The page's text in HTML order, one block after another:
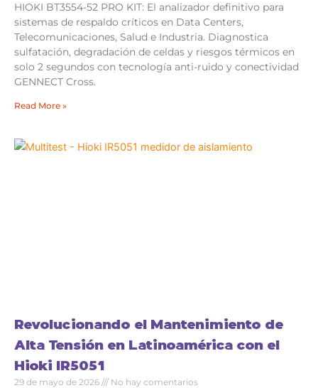
HIOKI BT3554-52 PRO KIT: El analizador definitivo para
sistemas de respaldo críticos en Data Centers,
Telecomunicaciones, Salud e Industria. Diagnostica
sulfatación, degradación de celdas y riesgos térmicos en
solo 2 segundos con tecnología anti-ruido y conectividad
GENNECT Cross.
Read More »
Revolucionando el Mantenimiento de
Alta Tensión en Latinoamérica con el
Hioki IR5051
29 de mayo de 2026 No hay comentarios